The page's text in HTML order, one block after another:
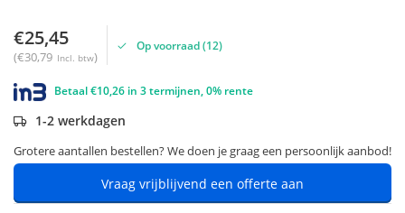
€25,45
(€30,79 Incl. btw)
Op voorraad (12)
Betaal €10,26 in 3 termijnen, 0% rente
1-2 werkdagen
Grotere aantallen bestellen? We doen je graag een persoonlijk aanbod!
Vraag vrijblijvend een offerte aan